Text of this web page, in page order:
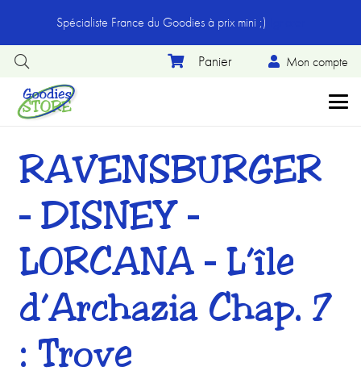
Spécialiste France du Goodies à prix mini ;)
Mon compte
RAVENSBURGER
– DISNEY –
LORCANA – L’île
d’Archazia Chap. 7
: Trove